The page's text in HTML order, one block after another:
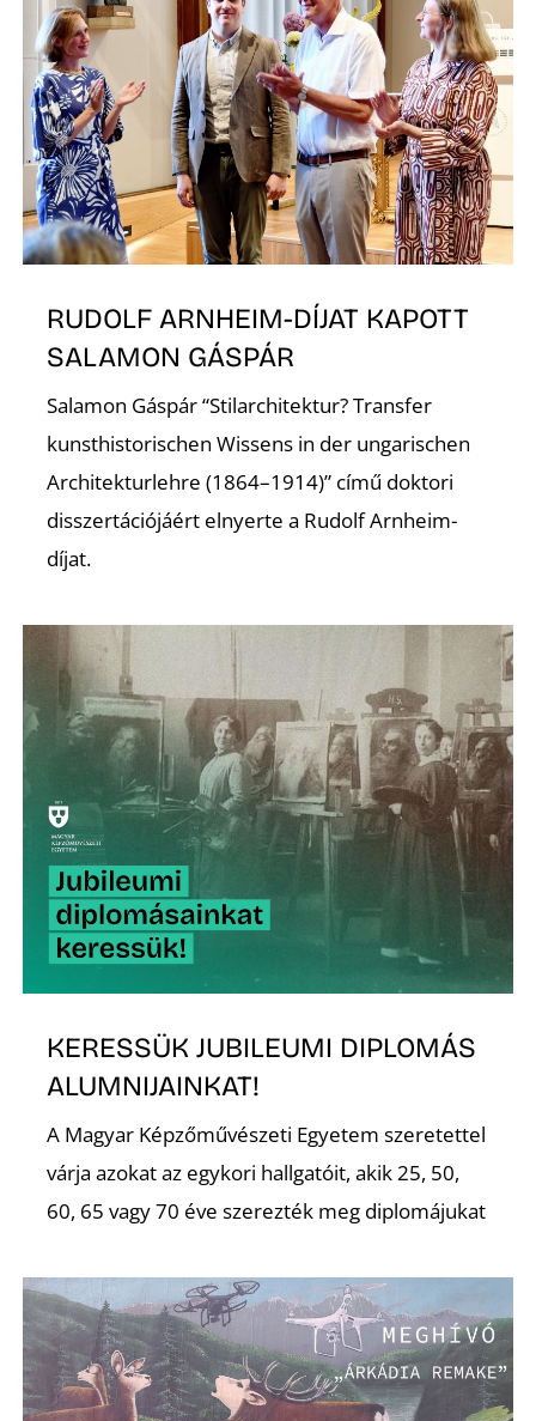
RUDOLF ARNHEIM-DÍJAT KAPOTT
SALAMON GÁSPÁR
Salamon Gáspár “Stilarchitektur? Transfer
kunsthistorischen Wissens in der ungarischen
Architekturlehre (1864–1914)” című doktori
disszertációjáért elnyerte a Rudolf Arnheim-
díjat.
KERESSÜK JUBILEUMI DIPLOMÁS
ALUMNIJAINKAT!
A Magyar Képzőművészeti Egyetem szeretettel
várja azokat az egykori hallgatóit, akik 25, 50,
60, 65 vagy 70 éve szerezték meg diplomájukat